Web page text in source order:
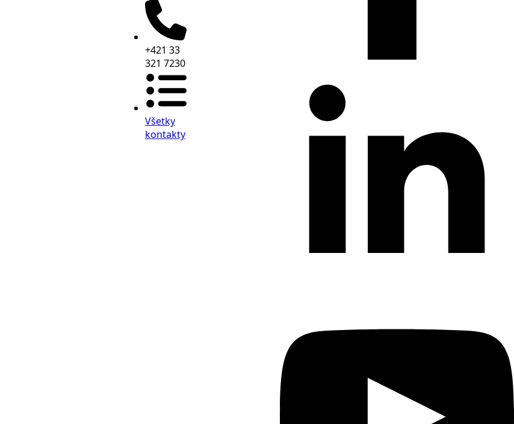
+421 33
321 7230
Všetky
kontakty